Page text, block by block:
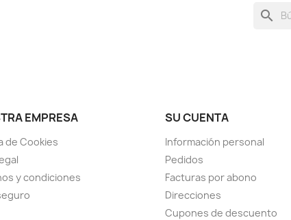
search
EMPRESA
de Cookies
y condiciones
SU CUENTA
Información personal
Pedidos
Facturas por abono
Direcciones
Cupones de descuento